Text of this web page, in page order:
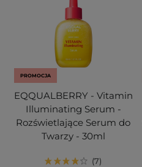
PROMOCJA
EQQUALBERRY - Vitamin
Illuminating Serum -
Rozświetlające Serum do
Twarzy - 30ml
7